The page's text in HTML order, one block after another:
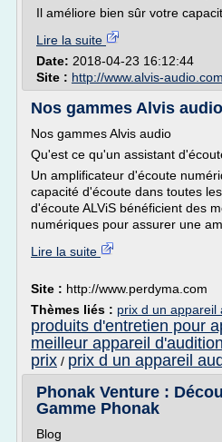
Il améliore bien sûr votre
Lire la suite
Date: 2018-04-23 16:12:44
Site : http://www.alvis-audio.com
Nos gammes Alvis
Nos gammes Alvis audio
Qu'est ce qu'un assistant
Un amplificateur d'écoute
capacité d'écoute dans toutes
d'écoute ALViS bénéficient des
numériques pour assurer une
Lire la suite
Site : http://www.perdyma.com
Thèmes liés : prix d un appareil
produits d'entretien pour
meilleur appareil d'audition
prix / prix d un appareil
Phonak Venture :
Gamme Phonak
Blog